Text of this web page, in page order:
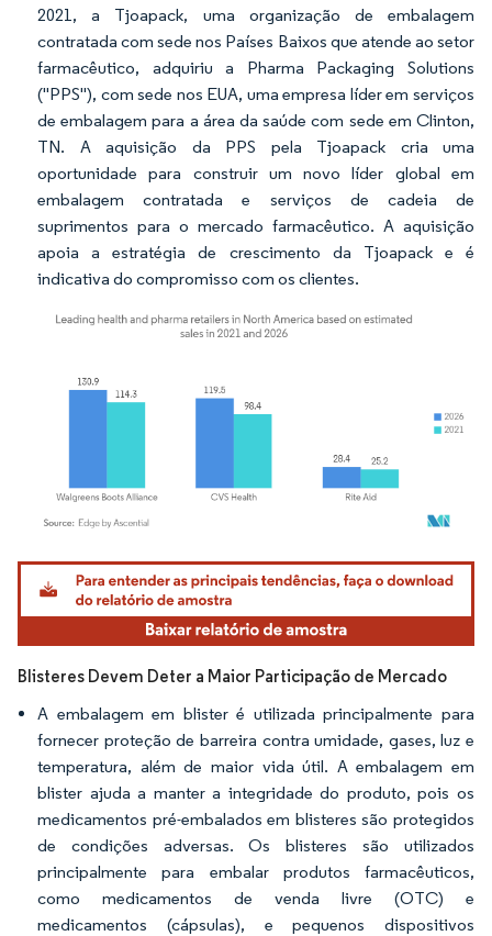
2021, a Tjoapack, uma organização de embalagem
contratada com sede nos Países Baixos que atende ao setor
farmacêutico, adquiriu a Pharma Packaging Solutions
("PPS"), com sede nos EUA, uma empresa líder em serviços
de embalagem para a área da saúde com sede em Clinton,
TN. A aquisição da PPS pela Tjoapack cria uma
oportunidade para construir um novo líder global em
embalagem contratada e serviços de cadeia de
suprimentos para o mercado farmacêutico. A aquisição
apoia a estratégia de crescimento da Tjoapack e é
indicativa do compromisso com os clientes.
Imagem © Mordor Intelligence. O reuso requer atribuição conforme CC BY 4.0.
Blisteres Devem Deter a Maior Participação de Mercado
A embalagem em blister é utilizada principalmente para
fornecer proteção de barreira contra umidade, gases, luz e
temperatura, além de maior vida útil. A embalagem em
blister ajuda a manter a integridade do produto, pois os
medicamentos pré-embalados em blisteres são protegidos
de condições adversas. Os blisteres são utilizados
principalmente para embalar produtos farmacêuticos,
como medicamentos de venda livre (OTC) e
medicamentos (cápsulas), e pequenos dispositivos